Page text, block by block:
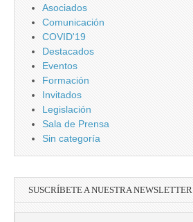
Asociados
Comunicación
COVID'19
Destacados
Eventos
Formación
Invitados
Legislación
Sala de Prensa
Sin categoría
SUSCRÍBETE A NUESTRA NEWSLETTER